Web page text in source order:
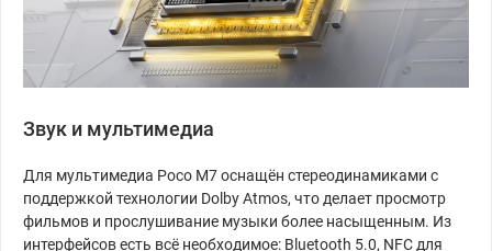
Звук и мультимедиа
Для мультимедиа Poco M7 оснащён стереодинамиками с
поддержкой технологии Dolby Atmos, что делает просмотр
фильмов и прослушивание музыки более насыщенным. Из
интерфейсов есть всё необходимое: Bluetooth 5.0, NFC для